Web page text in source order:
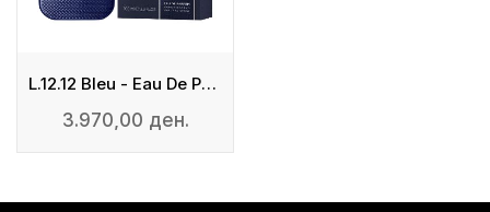
L.12.12 Bleu - Eau De Parfum
3.970,00 ден.